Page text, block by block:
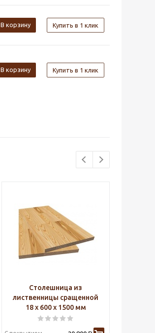
В корзину Купить в 1 клик
В корзину Купить в 1 клик
Столешница из
лиственницы сращенной
18 х 600 х 1500 мм